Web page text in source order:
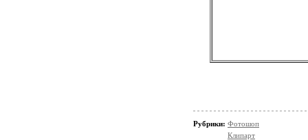
Рубрики: Фотошоп
Клипарт